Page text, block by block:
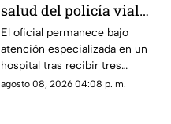
salud del policía vial
atacado en
Chilpancingo
El oficial permanece bajo
atención especializada en un
hospital tras recibir tres
impactos de bala sobre el
agosto 08, 2026 04:08 p. m.